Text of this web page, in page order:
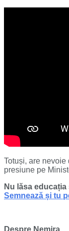
Totuși, are nevoie
presiune pe
Nu lăsa
Semnează și tu